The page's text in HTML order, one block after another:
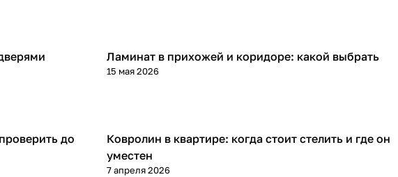
Напольные покрытия
Ламинат в прихожей и коридоре: какой выбрать
15 мая 2026
до
Напольные покрытия
Ковролин в квартире: когда стоит стелить и где он
уместен
7 апреля 2026